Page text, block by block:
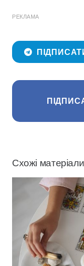
РЕКЛАМА
Схожі матеріали